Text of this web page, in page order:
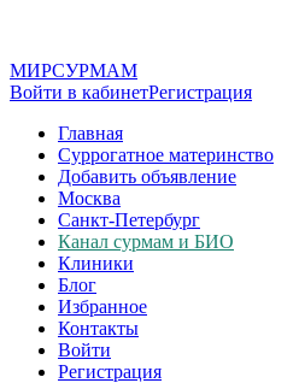
МИРСУРМАМ
Войти в кабинетРегистрация
Главная
Суррогатное материнство
Добавить объявление
Москва
Санкт-Петербург
Канал сурмам и БИО
Клиники
Блог
Избранное
Контакты
Войти
Регистрация